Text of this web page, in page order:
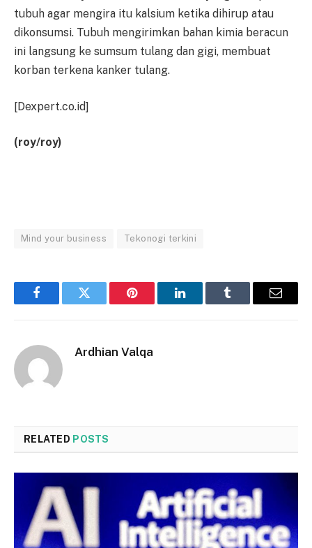
tubuh agar mengira itu kalsium ketika dihirup atau
dikonsumsi. Tubuh mengirimkan bahan kimia beracun
ini langsung ke sumsum tulang dan gigi, membuat
korban terkena kanker tulang.
[Dexpert.co.id]
(roy/roy)
Mind your business Tekonogi terkini
FacebookTwitter Pinterest LinkedInTumblr Email
Ardhian Valqa
RELATED POSTS